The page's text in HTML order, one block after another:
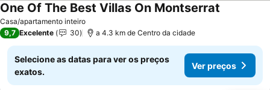
Casa/apartamento inteiro
One Of The Best Villas On Montserrat
9,7 Excelente 30 a 4.3 km de Centro da cidade
Selecione as datas para ver os preços
exatos.
Ver preços